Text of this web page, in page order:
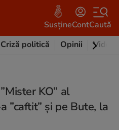
SusțineContCaută
Criză politică Opinii Video
KO” al
”caftit” și pe Bute, la